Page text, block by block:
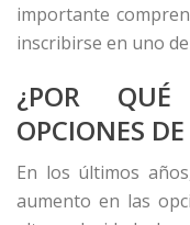
importante
inscribirse en uno
¿POR
OPCIONES
En los últimos
aumento en las